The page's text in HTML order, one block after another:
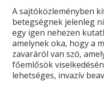
A sajtóközleményben
betegségnek jelenleg
egy igen nehezen
amelynek oka, hogy a
zavaráról van szó,
főemlősök
lehetséges, invazív